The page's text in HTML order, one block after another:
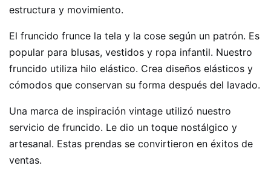
estructura y movimiento.
El fruncido frunce la tela y la cose según un patrón. Es
popular para blusas, vestidos y ropa infantil. Nuestro
fruncido utiliza hilo elástico. Crea diseños elásticos y
cómodos que conservan su forma después del lavado.
Una marca de inspiración vintage utilizó nuestro
servicio de fruncido. Le dio un toque nostálgico y
artesanal. Estas prendas se convirtieron en éxitos de
ventas.